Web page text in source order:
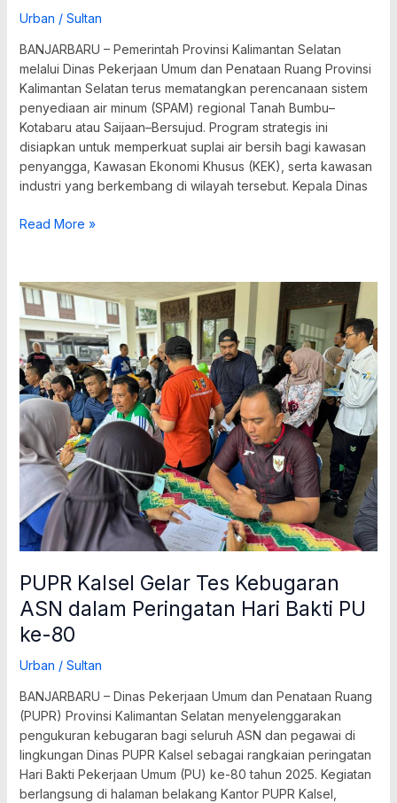
Urban / Sultan
BANJARBARU – Pemerintah Provinsi Kalimantan Selatan
melalui Dinas Pekerjaan Umum dan Penataan Ruang Provinsi
Kalimantan Selatan terus mematangkan perencanaan sistem
penyediaan air minum (SPAM) regional Tanah Bumbu–
Kotabaru atau Saijaan–Bersujud. Program strategis ini
disiapkan untuk memperkuat suplai air bersih bagi kawasan
penyangga, Kawasan Ekonomi Khusus (KEK), serta kawasan
industri yang berkembang di wilayah tersebut. Kepala Dinas
Read More »
PUPR Kalsel Gelar Tes Kebugaran
ASN dalam Peringatan Hari Bakti PU
ke-80
Urban / Sultan
BANJARBARU – Dinas Pekerjaan Umum dan Penataan Ruang
(PUPR) Provinsi Kalimantan Selatan menyelenggarakan
pengukuran kebugaran bagi seluruh ASN dan pegawai di
lingkungan Dinas PUPR Kalsel sebagai rangkaian peringatan
Hari Bakti Pekerjaan Umum (PU) ke-80 tahun 2025. Kegiatan
berlangsung di halaman belakang Kantor PUPR Kalsel,
PUPR
Kalsel
Gelar
Tes
Kebugaran
ASN
dalam
Peringatan
Hari
Bakti
ke-
80